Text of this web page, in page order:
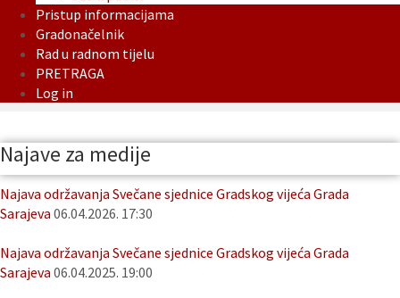
Pristup informacijama
Gradonačelnik
Rad u radnom tijelu
PRETRAGA
Log in
Najave za medije
Najava održavanja Svečane sjednice Gradskog vijeća Grada
Sarajeva 06.04.2026. 17:30
Najava održavanja Svečane sjednice Gradskog vijeća Grada
Sarajeva 06.04.2025. 19:00